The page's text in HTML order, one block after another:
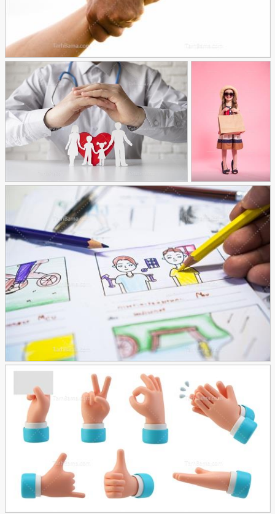
تصویر با کیفیت کمک کردن با گرفتن دست
تصویر با کیفیت
کودک با ساک
خرید
29
تصویر با کیفیت دکتر با مضمون
حمایت از خانواده
تصویر با کیفیت نقاشی
29